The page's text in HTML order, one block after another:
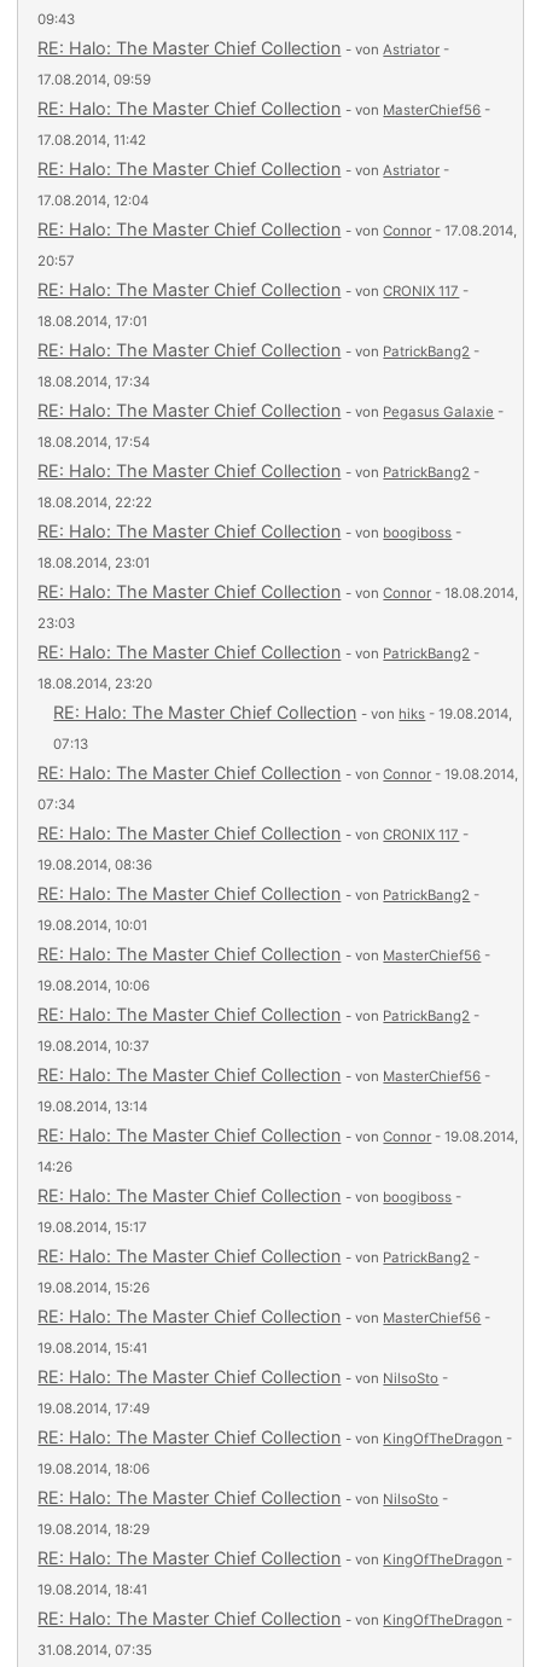
09:43
RE: Halo: The Master Chief Collection - vonAstriator -
17.08.2014, 09:59
RE: Halo: The Master Chief Collection - von MasterChief56 -
17.08.2014, 11:42
RE: Halo: The Master Chief Collection - vonAstriator -
17.08.2014, 12:04
RE: Halo: The Master Chief Collection - vonConnor - 17.08.2014,
20:57
RE: Halo: The Master Chief Collection - vonCRONIX 117 -
18.08.2014, 17:01
RE: Halo: The Master Chief Collection - von PatrickBang2 -
18.08.2014, 17:34
RE: Halo: The Master Chief Collection - von Pegasus Galaxie -
18.08.2014, 17:54
RE: Halo: The Master Chief Collection - von PatrickBang2 -
18.08.2014, 22:22
RE: Halo: The Master Chief Collection - von boogiboss -
18.08.2014, 23:01
RE: Halo: The Master Chief Collection - vonConnor - 18.08.2014,
23:03
RE: Halo: The Master Chief Collection - von PatrickBang2 -
18.08.2014, 23:20
RE: Halo: The Master Chief Collection - von hiks - 19.08.2014,
07:13
RE: Halo: The Master Chief Collection - vonConnor - 19.08.2014,
07:34
RE: Halo: The Master Chief Collection - vonCRONIX 117 -
19.08.2014, 08:36
RE: Halo: The Master Chief Collection - von PatrickBang2 -
19.08.2014, 10:01
RE: Halo: The Master Chief Collection - von MasterChief56 -
19.08.2014, 10:06
RE: Halo: The Master Chief Collection - von PatrickBang2 -
19.08.2014, 10:37
RE: Halo: The Master Chief Collection - von MasterChief56 -
19.08.2014, 13:14
RE: Halo: The Master Chief Collection - vonConnor - 19.08.2014,
14:26
RE: Halo: The Master Chief Collection - von boogiboss -
19.08.2014, 15:17
RE: Halo: The Master Chief Collection - von PatrickBang2 -
19.08.2014, 15:26
RE: Halo: The Master Chief Collection - von MasterChief56 -
19.08.2014, 15:41
RE: Halo: The Master Chief Collection - von NilsoSto -
19.08.2014, 17:49
RE: Halo: The Master Chief Collection - von KingOfTheDragon -
19.08.2014, 18:06
RE: Halo: The Master Chief Collection - von NilsoSto -
19.08.2014, 18:29
RE: Halo: The Master Chief Collection - von KingOfTheDragon -
19.08.2014, 18:41
RE: Halo: The Master Chief Collection - von KingOfTheDragon -
31.08.2014, 07:35